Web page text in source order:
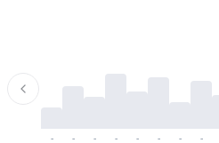
- - - - - - - -